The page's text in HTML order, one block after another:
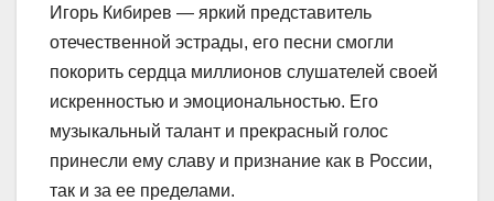
Игорь Кибирев — яркий представитель
отечественной эстрады, его песни смогли
покорить сердца миллионов слушателей своей
искренностью и эмоциональностью. Его
музыкальный талант и прекрасный голос
принесли ему славу и признание как в России,
так и за ее пределами.